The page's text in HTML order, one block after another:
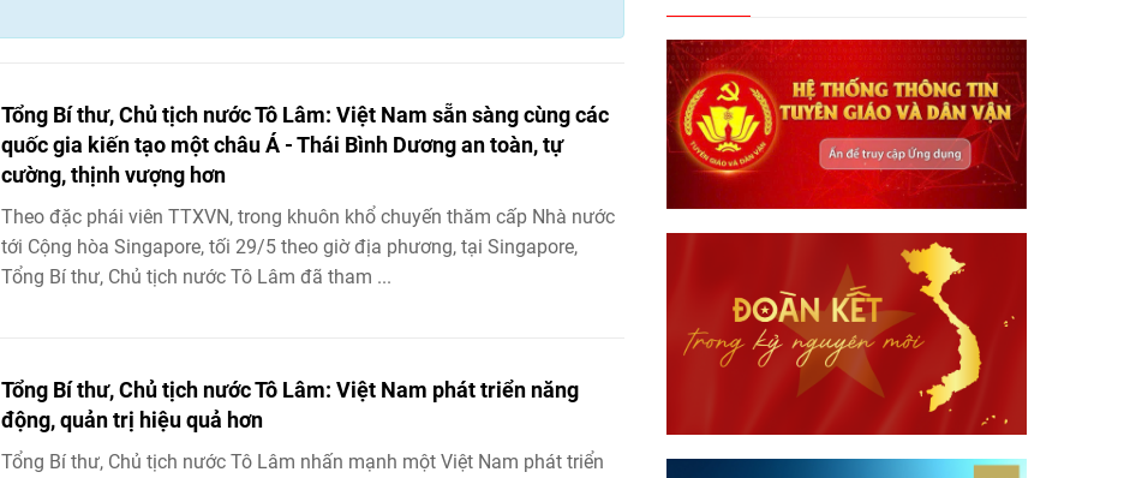
Tổng Bí thư, Chủ tịch nước Tô Lâm: Việt Nam sẵn sàng cùng các
quốc gia kiến tạo một châu Á - Thái Bình Dương an toàn, tự
cường, thịnh vượng hơn
Theo đặc phái viên TTXVN, trong khuôn khổ chuyến thăm cấp Nhà nước
tới Cộng hòa Singapore, tối 29/5 theo giờ địa phương, tại Singapore,
Tổng Bí thư, Chủ tịch nước Tô Lâm đã tham ...
Tổng Bí thư, Chủ tịch nước Tô Lâm: Việt Nam phát triển năng
động, quản trị hiệu quả hơn
Tổng Bí thư, Chủ tịch nước Tô Lâm nhấn mạnh một Việt Nam phát triển